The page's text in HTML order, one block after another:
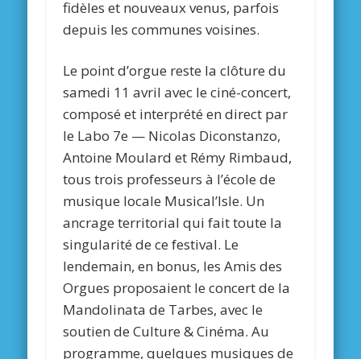
fidèles et nouveaux venus, parfois
depuis les communes voisines.
Le point d’orgue reste la clôture du
samedi 11 avril avec le ciné-concert,
composé et interprété en direct par
le Labo 7e — Nicolas Diconstanzo,
Antoine Moulard et Rémy Rimbaud,
tous trois professeurs à l’école de
musique locale Musical’Isle. Un
ancrage territorial qui fait toute la
singularité de ce festival. Le
lendemain, en bonus, les Amis des
Orgues proposaient le concert de la
Mandolinata de Tarbes, avec le
soutien de Culture & Cinéma. Au
programme, quelques musiques de